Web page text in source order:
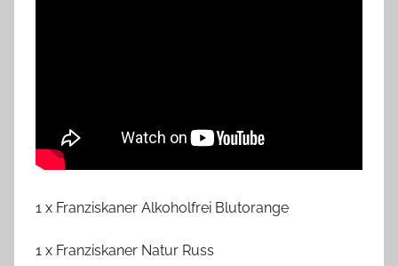
1 x Franziskaner Alkoholfrei Blutorange
1 x Franziskaner Natur Russ